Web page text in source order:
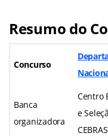
Resumo do
Concurso
Banca
organizadora
Centro
e